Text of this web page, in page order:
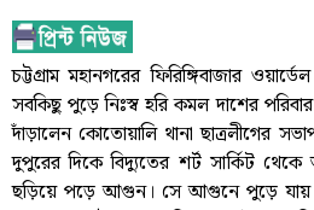
চট্টগ্রাম মহানগরের ফিরিঙ্গিবাজার
সবকিছু পুড়ে নিঃস্ব হরি কমল দাশের
দাঁড়ালেন কোতোয়ালি থানা ছাত্রলীগের
দুপুরের দিকে বিদ্যুতের শর্ট সার্কিট
ছড়িয়ে পড়ে আগুন। সে আগুনে পুড়ে যায়